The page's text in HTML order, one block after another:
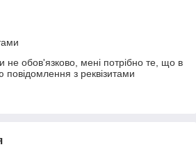
не обов'язково, мені потрібно те, що в
з реквізитами